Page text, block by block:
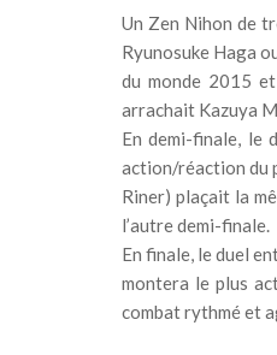
Un Zen Nihon de
Ryunosuke Haga
du monde 2015
arrachait Kazuya
En demi-finale, le
action/réaction du
Riner) plaçait la
l’autre demi-finale.
En finale, le duel
montera le plus
combat rythmé et